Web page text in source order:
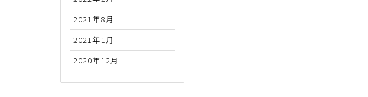
2021年8月
2021年1月
2020年12月
代金のお支払い方法について